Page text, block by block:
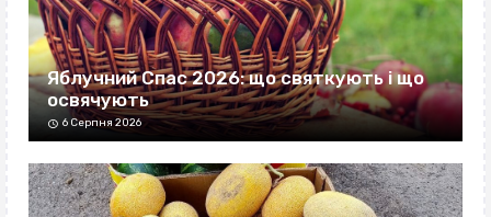
Яблучний Спас 2026: що святкують і що
освячують
6 Серпня 2026